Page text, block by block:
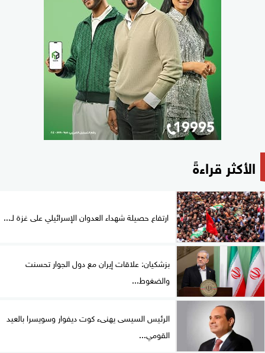
الأكثر قراءةً
ارتفاع حصيلة شهداء العدوان الإسرائيلي على غزة لـ...
بزشكيان: علاقات إيران مع دول الجوار تحسنت
والضغوط...
الرئيس السيسى يهنىء كوت ديفوار وسويسرا بالعيد
القومي...